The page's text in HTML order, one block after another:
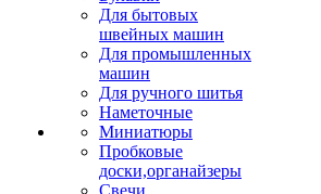
Для бытовых
швейных машин
Для промышленных
машин
Для ручного шитья
Наметочные
Миниатюры
Пробковые
доски,органайзеры
Свечи